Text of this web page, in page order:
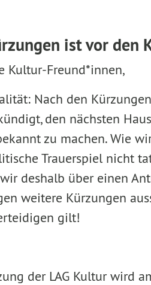
ist vor den
Kultur-Freund*innen,
Nach den
den nächsten
zu machen. Wie
Trauerspiel nicht
deshalb über einen
weitere Kürzungen
gilt!
der LAG Kultur wird